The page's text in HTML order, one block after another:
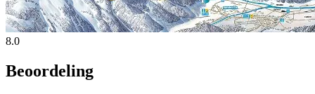
8.0
Beoordeling